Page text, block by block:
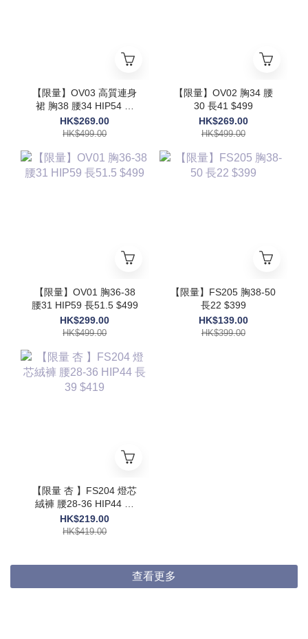
【限量】OV03 高質連身
裙 胸38 腰34 HIP54 長
48 $499
HK$269.00
HK$499.00
【限量】OV02 胸34 腰
30 長41 $499
HK$269.00
HK$499.00
【限量】OV01 胸36-38
腰31 HIP59 長51.5 $499
HK$299.00
HK$499.00
【限量】FS205 胸38-50
長22 $399
HK$139.00
HK$399.00
【限量 杏 】FS204 燈芯
絨褲 腰28-36 HIP44 長
39 $419
HK$219.00
HK$419.00
查看更多